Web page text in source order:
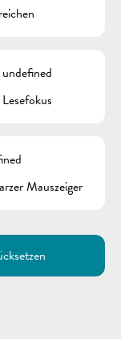
undefined
Lesefokus
Mauszeiger